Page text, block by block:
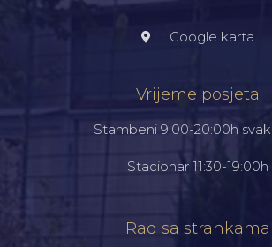
Google karta
Vrijeme posjeta
Stambeni 9:00-20:00h
Stacionar 11:30-19:00h
Rad sa strankama